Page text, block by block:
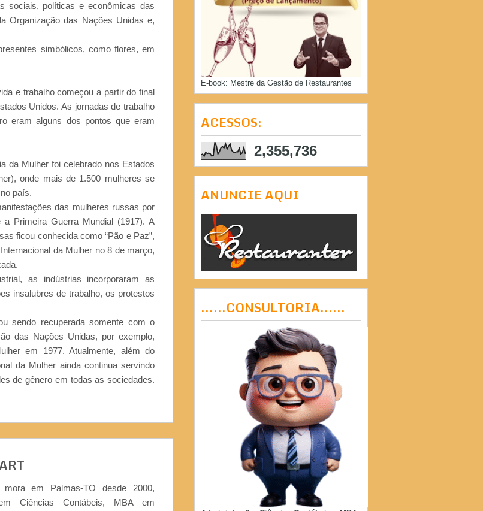
sociais, políticas e econômicas das
Organização das Nações Unidas e,
simbólicos, como flores, em
e trabalho começou a partir do final
Unidos. As jornadas de trabalho
eram alguns dos pontos que eram
da Mulher foi celebrado nos Estados
onde mais de 1.500 mulheres se
país.
das mulheres russas por
Primeira Guerra Mundial (1917). A
ficou conhecida como “Pão e Paz”,
da Mulher no 8 de março,
as indústrias incorporaram as
insalubres de trabalho, os protestos
sendo recuperada somente com o
das Nações Unidas, por exemplo,
em 1977. Atualmente, além do
da Mulher ainda continua servindo
de gênero em todas as sociedades.
mora em Palmas-TO desde 2000,
Ciências Contábeis, MBA em
E-book: Mestre da Gestão de Restaurantes
ACESSOS:
2,355,736
ANUNCIE AQUI
......CONSULTORIA......